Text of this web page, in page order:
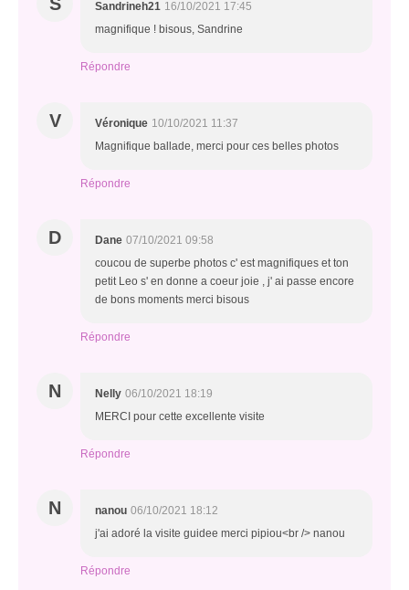
Sandrineh21 16/10/2021 17:45
magnifique ! bisous, Sandrine
Répondre
V Véronique 10/10/2021 11:37
Magnifique ballade, merci pour ces belles photos
Répondre
D Dane 07/10/2021 09:58
coucou de superbe photos c' est magnifiques et ton
petit Leo s' en donne a coeur joie , j' ai passe encore
de bons moments merci bisous
Répondre
N Nelly 06/10/2021 18:19
MERCI pour cette excellente visite
Répondre
N nanou 06/10/2021 18:12
j'ai adoré la visite guidee merci pipiou<br /> nanou
Répondre